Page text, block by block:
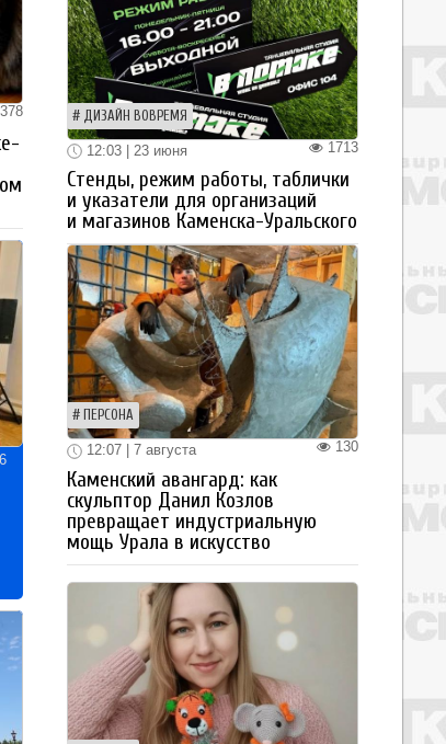
ДИЗАЙН ВОВРЕМЯ
1713
12:03 | 23 июня
Стенды, режим работы, таблички
и указатели для организаций
и магазинов Каменска-Уральского
ПЕРСОНА
130
12:07 | 7 августа
Каменский авангард: как
скульптор Данил Козлов
превращает индустриальную
мощь Урала в искусство